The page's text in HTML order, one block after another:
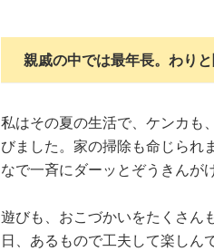
親戚の中では最年長。わり
私はその夏の生活で、ケンカも
びました。家の掃除も命じられ
なで一斉にダーッとぞうきんが
遊びも、おこづかいをたくさん
日、あるもので工夫して楽しん